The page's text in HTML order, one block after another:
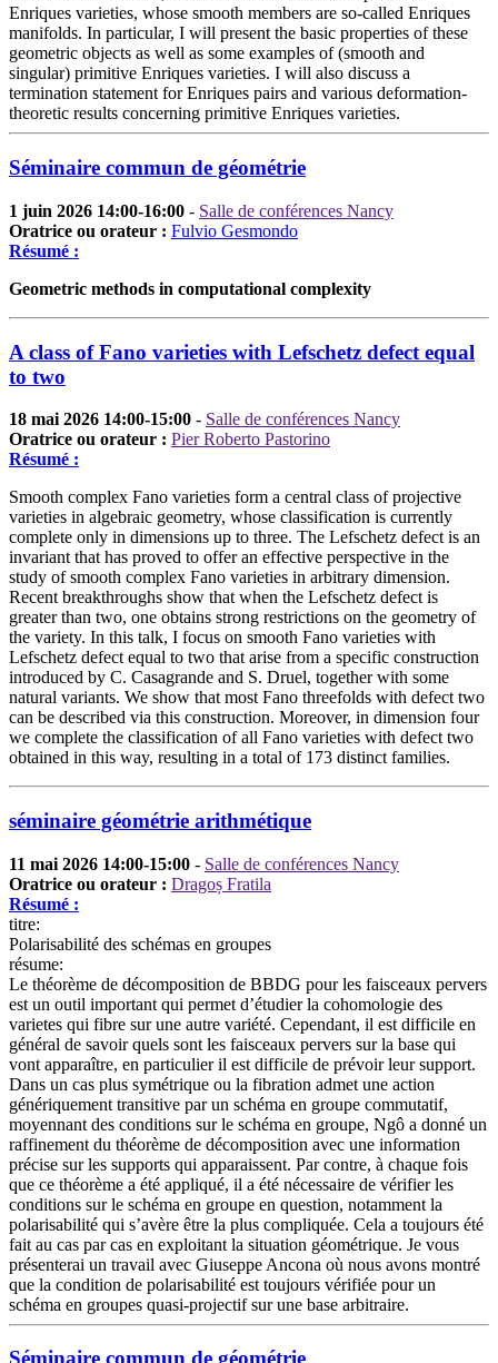
Enriques varieties, whose smooth members are so-called Enriques
manifolds. In particular, I will present the basic properties of these
geometric objects as well as some examples of (smooth and
singular) primitive Enriques varieties. I will also discuss a
termination statement for Enriques pairs and various deformation-
theoretic results concerning primitive Enriques varieties.
Séminaire commun de géométrie
1 juin 2026 14:00-16:00 - Salle de conférences Nancy
Oratrice ou orateur : Fulvio Gesmondo
Résumé :
Geometric methods in computational complexity
A class of Fano varieties with Lefschetz defect equal
to two
18 mai 2026 14:00-15:00 - Salle de conférences Nancy
Oratrice ou orateur : Pier Roberto Pastorino
Résumé :
Smooth complex Fano varieties form a central class of projective
varieties in algebraic geometry, whose classification is currently
complete only in dimensions up to three. The Lefschetz defect is an
invariant that has proved to offer an effective perspective in the
study of smooth complex Fano varieties in arbitrary dimension.
Recent breakthroughs show that when the Lefschetz defect is
greater than two, one obtains strong restrictions on the geometry of
the variety. In this talk, I focus on smooth Fano varieties with
Lefschetz defect equal to two that arise from a specific construction
introduced by C. Casagrande and S. Druel, together with some
natural variants. We show that most Fano threefolds with defect two
can be described via this construction. Moreover, in dimension four
we complete the classification of all Fano varieties with defect two
obtained in this way, resulting in a total of 173 distinct families.
séminaire géométrie arithmétique
11 mai 2026 14:00-15:00 - Salle de conférences Nancy
Oratrice ou orateur : Dragoș Fratila
Résumé :
titre:
Polarisabilité des schémas en groupes
résume:
Le théorème de décomposition de BBDG pour les faisceaux pervers
est un outil important qui permet d’étudier la cohomologie des
varietes qui fibre sur une autre variété. Cependant, il est difficile en
général de savoir quels sont les faisceaux pervers sur la base qui
vont apparaître, en particulier il est difficile de prévoir leur support.
Dans un cas plus symétrique ou la fibration admet une action
génériquement transitive par un schéma en groupe commutatif,
moyennant des conditions sur le schéma en groupe, Ngô a donné un
raffinement du théorème de décomposition avec une information
précise sur les supports qui apparaissent. Par contre, à chaque fois
que ce théorème a été appliqué, il a été nécessaire de vérifier les
conditions sur le schéma en groupe en question, notamment la
polarisabilité qui s’avère être la plus compliquée. Cela a toujours été
fait au cas par cas en exploitant la situation géométrique. Je vous
présenterai un travail avec Giuseppe Ancona où nous avons montré
que la condition de polarisabilité est toujours vérifiée pour un
schéma en groupes quasi-projectif sur une base arbitraire.